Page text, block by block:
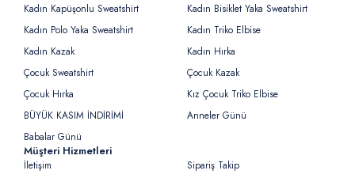
Kadın Kapüşonlu Sweatshirt
Kadın Bisiklet Yaka Sweatshirt
Kadın Polo Yaka Sweatshirt
Kadın Triko Elbise
Kadın Kazak
Kadın Hırka
Çocuk Sweatshirt
Çocuk Kazak
Çocuk Hırka
Kız Çocuk Triko Elbise
BÜYÜK KASIM İNDİRİMİ
Anneler Günü
Babalar Günü
Müşteri Hizmetleri
İletişim
Sipariş Takip